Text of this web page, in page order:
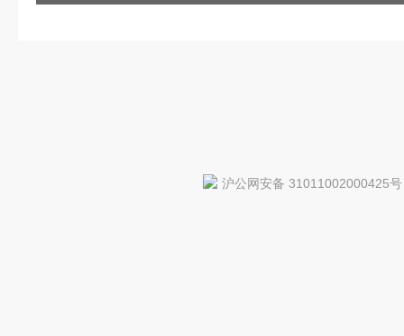
沪公网安备 31011002000425号